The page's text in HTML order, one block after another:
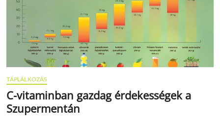
TÁPLÁLKOZÁS
C-vitaminban gazdag érdekességek a
Szupermentán